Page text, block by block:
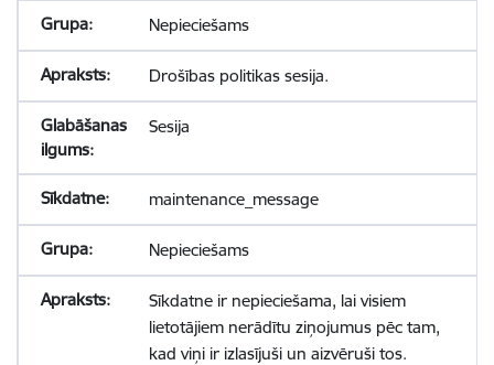
Nepieciešams
Drošības politikas sesija.
Sesija
maintenance_message
Nepieciešams
Sīkdatne ir nepieciešama, lai visiem
lietotājiem nerādītu ziņojumus pēc tam,
kad viņi ir izlasījuši un aizvēruši tos.